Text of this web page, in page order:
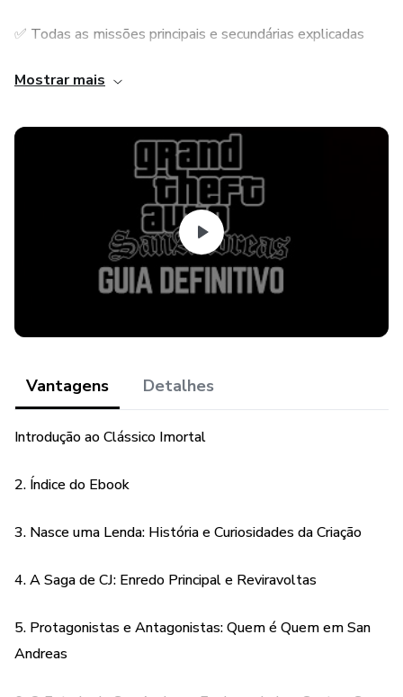
✅ Todas as missões principais e secundárias explicadas
colecionáveis
✅ Códigos e truques para facilitar (ou bagunçar) sua
✅ Dicas de evolução de habilidades, respeito e reputação
✅ Guia completo de gangues, territórios e conquistas
Ideal para jogadores iniciantes e veteranos que querem
Andreas com muito mais profundidade.
qualquer hora!
📘 Totalmente em português, com linguagem simples e
Mostrar mais
Vantagens Detalhes
Introdução ao Clássico Imortal
2. Índice do Ebook
3. Nasce uma Lenda: História e Curiosidades da Criação
4. A Saga de CJ: Enredo Principal e Reviravoltas
5. Protagonistas e Antagonistas: Quem é Quem em San
Andreas